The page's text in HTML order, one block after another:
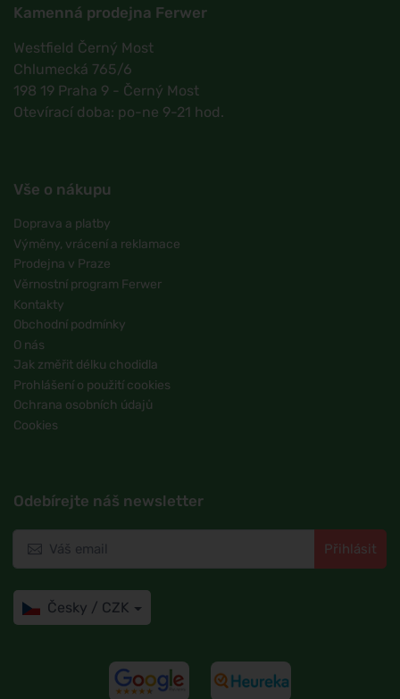
Kamenná prodejna Ferwer
Westfield Černý Most
Chlumecká 765/6
198 19 Praha 9 - Černý Most
Otevírací doba: po-ne 9-21 hod.
Vše o nákupu
Doprava a platby
Výměny, vrácení a reklamace
Prodejna v Praze
Věrnostní program Ferwer
Kontakty
Obchodní podmínky
O nás
Jak změřit délku chodidla
Prohlášení o použití cookies
Ochrana osobních údajů
Cookies
Odebírejte náš newsletter
Přihlásit
Česky / CZK